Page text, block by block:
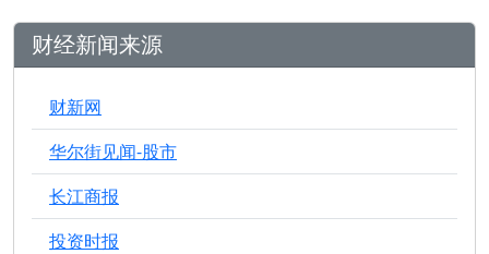
财经新闻来源
财新网
华尔街见闻-股市
长江商报
投资时报